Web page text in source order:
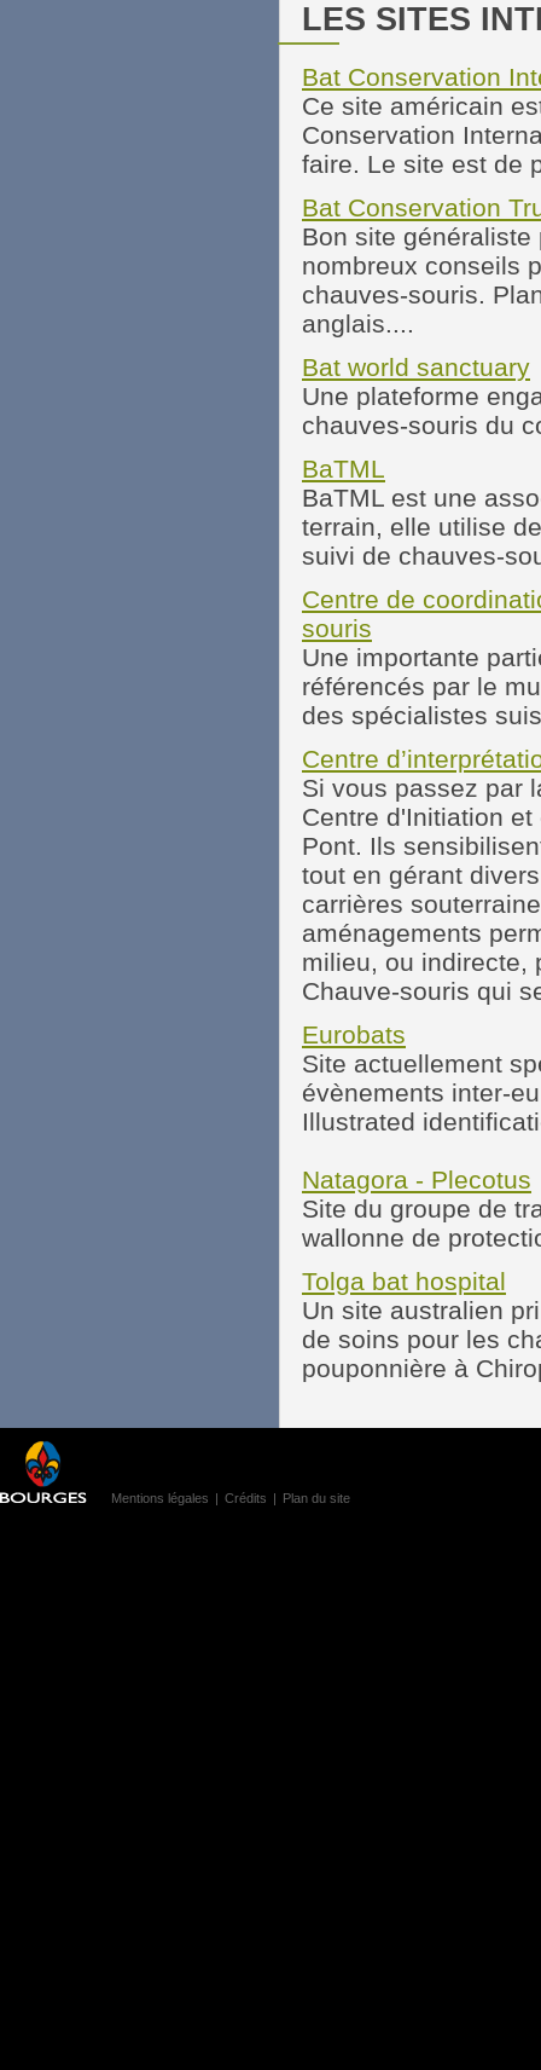
LES SITES
Bat Conservation
Ce site américain
Conservation
faire. Le site est de
Bat Conservation
Bon site
nombreux conseils
chauves-souris.
anglais....
Bat world sanctuary
Une plateforme
chauves-souris du
BaTML
BaTML est une
terrain, elle utilise
suivi de chauves-
Centre de
souris
Une importante
référencés par le
des spécialistes
Centre
Si vous passez par
Centre d'Initiation
Pont. Ils
tout en gérant
carrières
aménagements
milieu, ou indirecte,
Chauve-souris qui
Eurobats
Site actuellement
évènements inter-
Illustrated
Natagora - Plecotus
Site du groupe de
wallonne de
Tolga bat hospital
Un site australien
de soins pour les
pouponnière à
Mentions légales | Crédits | Plan du site